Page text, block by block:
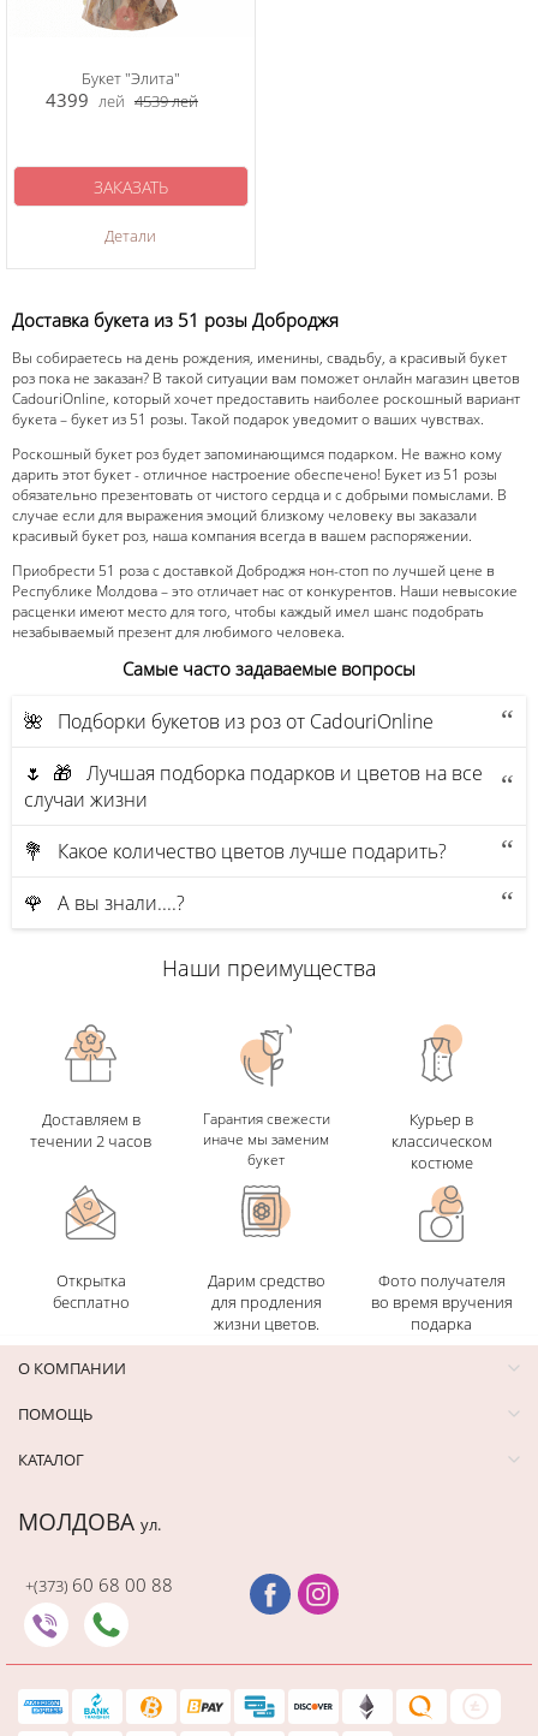
Букет "Элита"
4399 лей 4539лей
Детали
ЗАКАЗАТЬ
Доставка букета из 51 розы Доброджя
Вы собираетесь на день рождения, именины, свадьбу, а красивый букет
роз пока не заказан? В такой ситуации вам поможет онлайн магазин цветов
CadouriOnline, который хочет предоставить наиболее роскошный вариант
букета – букет из 51 розы. Такой подарок уведомит о ваших чувствах.
Роскошный букет роз будет запоминающимся подарком. Не важно кому
дарить этот букет - отличное настроение обеспечено! Букет из 51 розы
обязательно презентовать от чистого сердца и с добрыми помыслами. В
случае если для выражения эмоций близкому человеку вы заказали
красивый букет роз, наша компания всегда в вашем распоряжении.
Приобрести 51 роза с доставкой Доброджя нон-стоп по лучшей цене в
Республике Молдова – это отличает нас от конкурентов. Наши невысокие
расценки имеют место для того, чтобы каждый имел шанс подобрать
незабываемый презент для любимого человека.
Самые часто задаваемые вопросы
🌺 Подборки букетов из роз от CadouriOnline
🌷 🎁 Лучшая подборка подарков и цветов на все
случаи жизни
💐 Какое количество цветов лучше подарить?
🌹 А вы знали....?
Наши преимущества
Доставляем в
течении 2 часов
Гарантия свежести
иначе мы заменим
букет
Курьер в
классическом
костюме
Открытка
бесплатно
Дарим средство
для продления
жизни цветов.
Фото получателя
во время вручения
подарка
О КОМПАНИИ
ПОМОЩЬ
КАТАЛОГ
МОЛДОВА ул.
+(373) 60 68 00 88